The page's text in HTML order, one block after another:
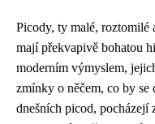
Picody, ty malé, roztomilé
mají překvapivě bohatou
moderním výmyslem,
zmínky o něčem, co by se
dnešních picod,